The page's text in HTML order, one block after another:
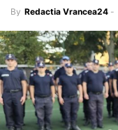
By Redactia Vrancea24 -